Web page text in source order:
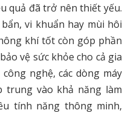
quả đã trở nên thiết yếu.
vi khuẩn hay mùi hôi
khí tốt còn góp phần
vệ sức khỏe cho cả gia
nghệ, các dòng máy
trung vào khả năng làm
tính năng thông minh,